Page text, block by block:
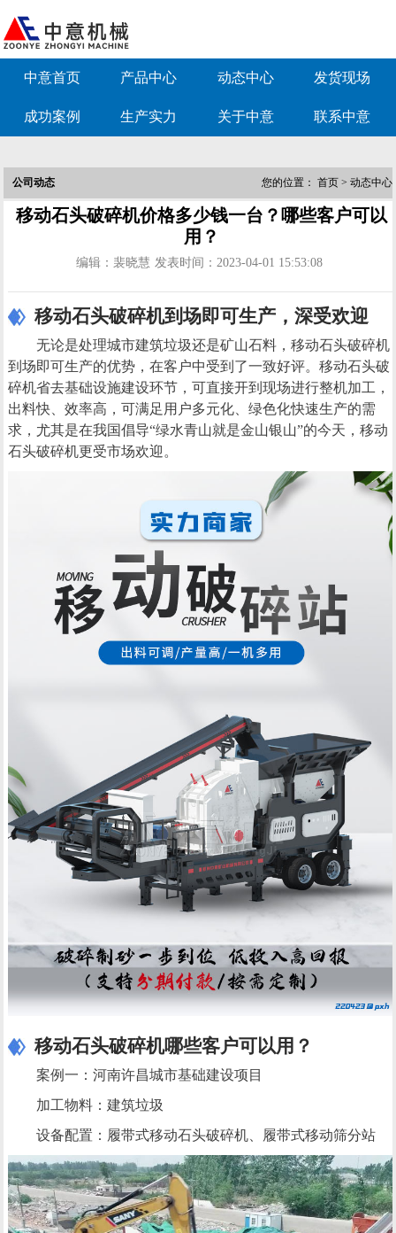
中意首页 产品中心 动态中心 发货现场
成功案例 生产实力 关于中意 联系中意
公司动态 您的位置： 首页> 动态中心
移动石头破碎机价格多少钱一台？哪些客户可以
用？
编辑：裴晓慧 发表时间：2023-04-01 15:53:08
移动石头破碎机到场即可生产，深受欢迎
无论是处理城市建筑垃圾还是矿山石料，移动石头破碎机
到场即可生产的优势，在客户中受到了一致好评。移动石头破
碎机省去基础设施建设环节，可直接开到现场进行整机加工，
出料快、效率高，可满足用户多元化、绿色化快速生产的需
求，尤其是在我国倡导“绿水青山就是金山银山”的今天，移动
石头破碎机更受市场欢迎。
移动石头破碎机哪些客户可以用？
案例一：河南许昌城市基础建设项目
加工物料：建筑垃圾
设备配置：履带式移动石头破碎机、履带式移动筛分站